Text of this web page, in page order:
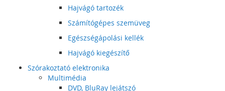
Hajvágó tartozék
Számítógépes szemüveg
Egészségápolási kellék
Hajvágó kiegészítő
Szórakoztató elektronika
Multimédia
DVD, BluRay lejátszó